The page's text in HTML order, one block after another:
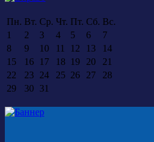
Пн. Вт. Ср. Чт. Пт. Сб. Вс.
1
2 3 4 5 6
7
8
9 10 11 12 13
14
15
16 17 18 19 20
21
22
23 24 25 26 27
28
29
30 31